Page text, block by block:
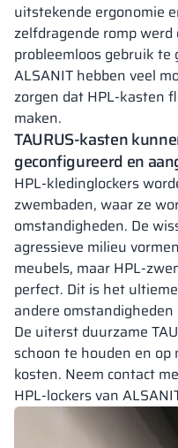
uitstekende ergonomie
zelfdragende romp
probleemloos gebruik
ALSANIT hebben veel
zorgen dat HPL-kasten
maken.
TAURUS-kasten
geconfigureerd en
HPL-kledinglockers
zwembaden, waar ze
omstandigheden. De
agressieve milieu
meubels, maar HPL-
perfect. Dit is het
andere
De uiterst duurzame
schoon te houden en
kosten. Neem contact
HPL-lockers van